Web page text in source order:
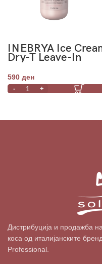
INEBRYA Ice
Dry-T Leave-In
Conditioner 300ml
590 ден
Дистрибуција и продажба
коса од италијанските
Professional.